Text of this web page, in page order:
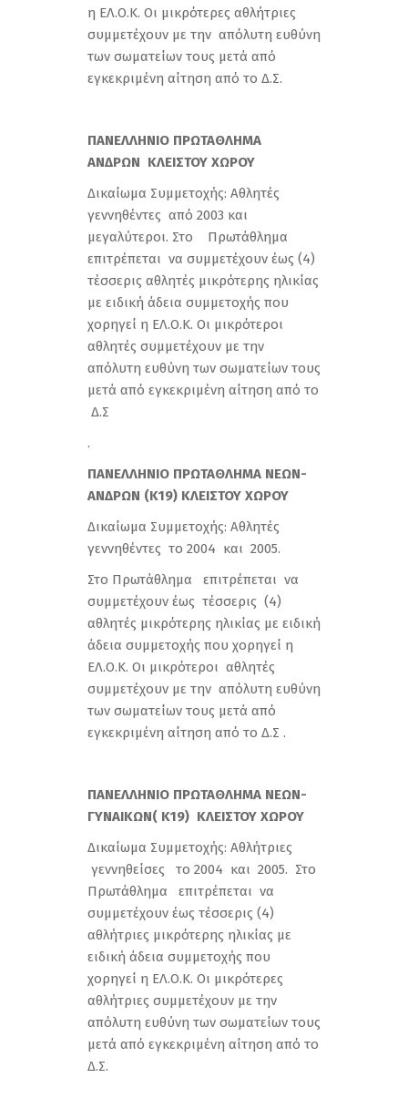
η ΕΛ.Ο.Κ. Οι μικρότερες αθλήτριες
συμμετέχουν με την απόλυτη ευθύνη
των σωματείων τους μετά από
εγκεκριμένη αίτηση από το Δ.Σ.
ΠΑΝΕΛΛΗΝΙΟ ΠΡΩΤΑΘΛΗΜΑ
ΑΝΔΡΩΝ ΚΛΕΙΣΤΟΥ ΧΩΡΟΥ
Δικαίωμα Συμμετοχής: Αθλητές
γεννηθέντες από 2003 και
μεγαλύτεροι. Στο Πρωτάθλημα
επιτρέπεται να συμμετέχουν έως (4)
τέσσερις αθλητές μικρότερης ηλικίας
με ειδική άδεια συμμετοχής που
χορηγεί η ΕΛ.Ο.Κ. Οι μικρότεροι
αθλητές συμμετέχουν με την
απόλυτη ευθύνη των σωματείων τους
μετά από εγκεκριμένη αίτηση από το
Δ.Σ
.
ΠΑΝΕΛΛΗΝΙΟ ΠΡΩΤΑΘΛΗΜΑ ΝΕΩΝ-
ΑΝΔΡΩΝ (Κ19) ΚΛΕΙΣΤΟΥ ΧΩΡΟΥ
Δικαίωμα Συμμετοχής: Αθλητές
γεννηθέντες το 2004 και 2005.
Στο Πρωτάθλημα επιτρέπεται να
συμμετέχουν έως τέσσερις (4)
αθλητές μικρότερης ηλικίας με ειδική
άδεια συμμετοχής που χορηγεί η
ΕΛ.Ο.Κ. Οι μικρότεροι αθλητές
συμμετέχουν με την απόλυτη ευθύνη
των σωματείων τους μετά από
εγκεκριμένη αίτηση από το Δ.Σ .
ΠΑΝΕΛΛΗΝΙΟ ΠΡΩΤΑΘΛΗΜΑ ΝΕΩΝ-
ΓΥΝΑΙΚΩΝ( Κ19) ΚΛΕΙΣΤΟΥ ΧΩΡΟΥ
Δικαίωμα Συμμετοχής: Αθλήτριες
γεννηθείσες το 2004 και 2005. Στο
Πρωτάθλημα επιτρέπεται να
συμμετέχουν έως τέσσερις (4)
αθλήτριες μικρότερης ηλικίας με
ειδική άδεια συμμετοχής που
χορηγεί η ΕΛ.Ο.Κ. Οι μικρότερες
αθλήτριες συμμετέχουν με την
απόλυτη ευθύνη των σωματείων τους
μετά από εγκεκριμένη αίτηση από το
Δ.Σ.